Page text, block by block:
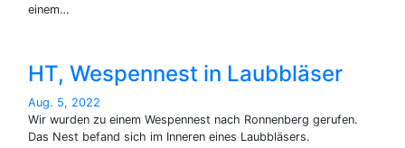
einem…
HT, Wespennest in Laubbläser
Aug. 5, 2022
Wir wurden zu einem Wespennest nach Ronnenberg gerufen.
Das Nest befand sich im Inneren eines Laubbläsers.